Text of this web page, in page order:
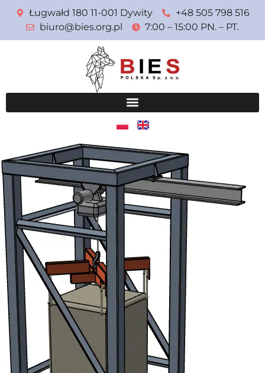
Ługwałd 180 11-001 Dywity
+48 505 798 516
biuro@bies.org.pl
7:00 – 15:00 PN. – PT.